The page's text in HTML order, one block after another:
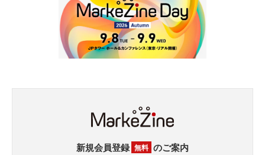
新規会員登録 無料 のご案内